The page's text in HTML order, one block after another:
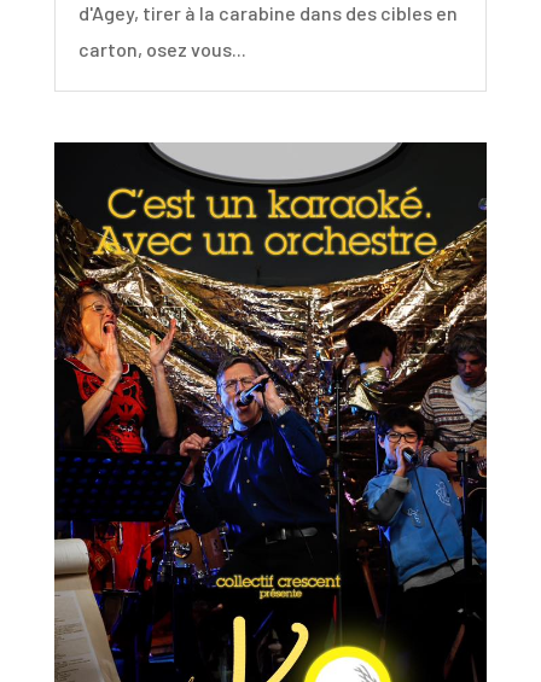
d'Agey, tirer à la carabine dans des cibles en
carton, osez vous...